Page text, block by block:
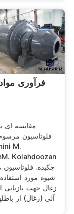
فرآوری
مقایسه ای
فلوتاسیون
Kolahdoozan
چکیده.
شیوه مورد
زغال جهت بازیابی
آلی (زغال) از